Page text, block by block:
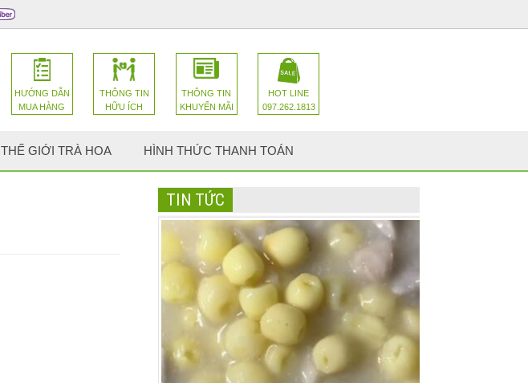
HƯỚNG DẪN
MUA HÀNG
THÔNG TIN
HỮU ÍCH
THÔNG TIN
KHUYẾN MÃI
HOT LINE
097.262.1813
THẾ GIỚI TRÀ HOA HÌNH THỨC THANH TOÁN
TIN TỨC